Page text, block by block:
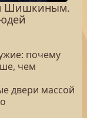
Шишкиным.
почему
чем
двери массой